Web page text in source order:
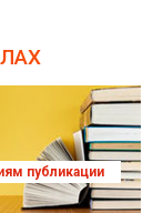
публикации